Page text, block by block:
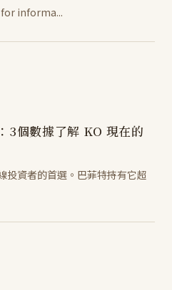
informa...
3個數據了解 KO 現在的
投資者的首選。巴菲特持有它超